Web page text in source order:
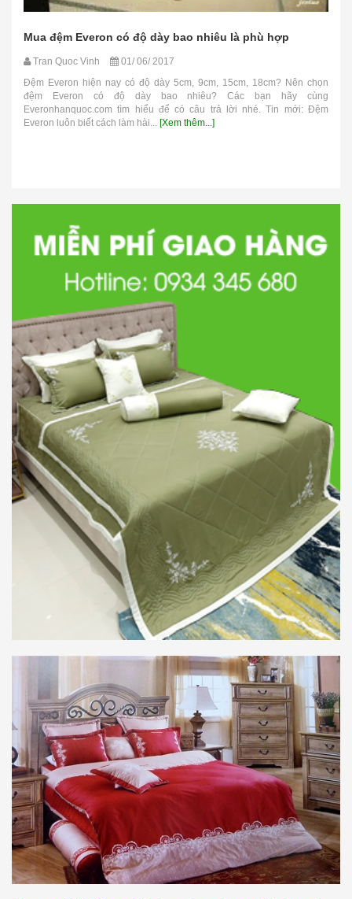
Mua đệm Everon có độ dày bao nhiêu là phù hợp
Tran Quoc Vinh
01/ 06/ 2017
Đệm Everon hiện nay có độ dày 5cm, 9cm, 15cm, 18cm? Nên chọn
đệm Everon có độ dày bao nhiêu? Các bạn hãy cùng
Everonhanquoc.com tìm hiểu để có câu trả lời nhé. Tin mới: Đệm
Everon luôn biết cách làm hài... [Xem thêm...]